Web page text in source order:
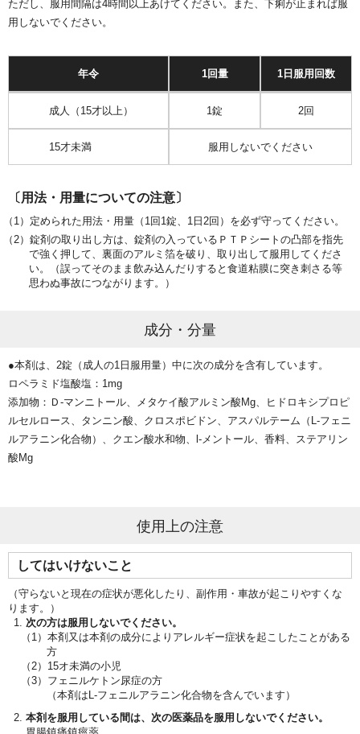
ただし、服用間隔は4時間以上あけてください。また、下痢が止まれば服
用しないでください。
年令 1回量 1日服用回数
成人（15才以上） 1錠 2回
15才未満 服用しないでください
〔用法・用量についての注意〕
定められた用法・用量（1回1錠、1日2回）を必ず守ってください。
錠剤の取り出し方は、錠剤の入っているＰＴＰシートの凸部を指先
で強く押して、裏面のアルミ箔を破り、取り出して服用してくださ
い。（誤ってそのまま飲み込んだりすると食道粘膜に突き刺さる等
思わぬ事故につながります。）
成分・分量
●本剤は、2錠（成人の1日服用量）中に次の成分を含有しています。
ロペラミド塩酸塩：1mg
添加物：Ｄ-マンニトール、メタケイ酸アルミン酸Mg、ヒドロキシプロピ
ルセルロース、タンニン酸、クロスポビドン、アスパルテーム（L-フェニ
ルアラニン化合物）、クエン酸水和物、l-メントール、香料、ステアリン
酸Mg
使用上の注意
してはいけないこと
（守らないと現在の症状が悪化したり、副作用・車故が起こりやすくな
ります。）
次の方は服用しないでください。
本剤又は本剤の成分によりアレルギー症状を起こしたことがある
方
15オ未満の小児
フェニルケトン尿症の方
（本剤はL-フェニルアラニン化合物を含んでいます）
本剤を服用している間は、次の医薬品を服用しないでください。